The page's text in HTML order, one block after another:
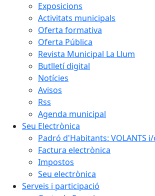
Exposicions
Activitats municipals
Oferta formativa
Oferta Pública
Revista Municipal La Llum
Butlletí digital
Notícies
Avisos
Rss
Agenda municipal
Seu Electrònica
Padró d'Habitants: VOLANTS
Factura electrònica
Impostos
Seu electrònica
Serveis i participació